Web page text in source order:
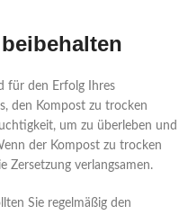
für den Erfolg Ihres
den Kompost zu trocken
um zu überleben und
der Kompost zu trocken
Zersetzung verlangsamen.
Sie regelmäßig den